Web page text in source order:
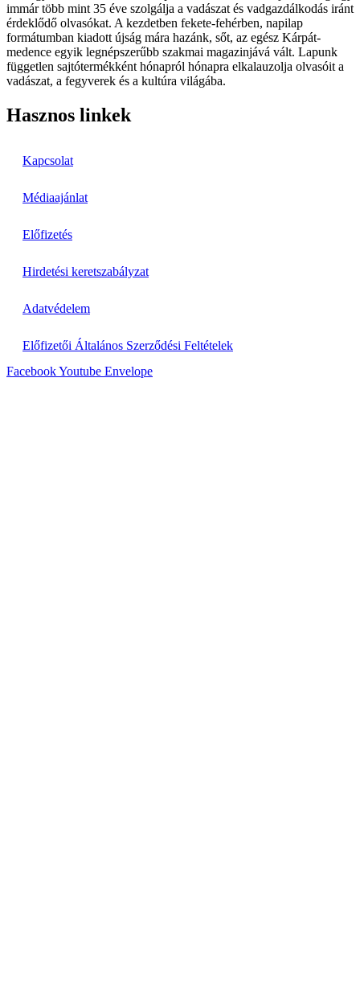
immár több mint 35 éve szolgálja a vadászat és vadgazdálkodás iránt
érdeklődő olvasókat. A kezdetben fekete-fehérben, napilap
formátumban kiadott újság mára hazánk, sőt, az egész Kárpát-
medence egyik legnépszerűbb szakmai magazinjává vált. Lapunk
független sajtótermékként hónapról hónapra elkalauzolja olvasóit a
vadászat, a fegyverek és a kultúra világába.
Hasznos linkek
Kapcsolat
Médiaajánlat
Előfizetés
Hirdetési keretszabályzat
Adatvédelem
Előfizetői Általános Szerződési Feltételek
FacebookYoutube Envelope